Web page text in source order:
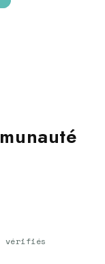
vérifiés